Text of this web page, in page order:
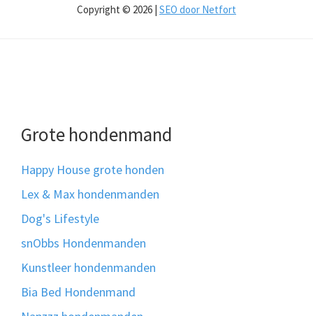
Copyright © 2026 | SEO door Netfort
Grote hondenmand
Happy House grote honden
Lex & Max hondenmanden
Dog's Lifestyle
snObbs Hondenmanden
Kunstleer hondenmanden
Bia Bed Hondenmand